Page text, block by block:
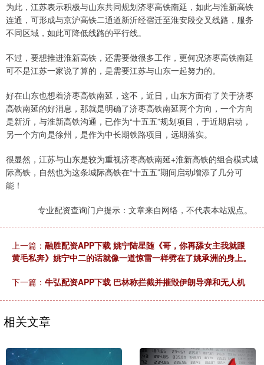
为此，江苏表示积极与山东共同规划济枣高铁南延，如此与淮新高铁
连通，可形成与京沪高铁二通道新沂经宿迁至淮安段交叉线路，服务
不同区域，如此可降低线路的平行线。
不过，要想推进淮新高铁，还需要做很多工作，更何况济枣高铁南延
可不是江苏一家说了算的，是需要江苏与山东一起努力的。
好在山东也想着济枣高铁南延，这不，近日，山东方面有了关于济枣
高铁南延的好消息，那就是明确了济枣高铁南延两个方向，一个方向
是新沂，与淮新高铁沟通，已作为“十五五”规划项目，于近期启动，
另一个方向是徐州，是作为中长期铁路项目，远期落实。
很显然，江苏与山东是较为重视济枣高铁南延+淮新高铁的组合模式城
际高铁，自然也为这条城际高铁在“十五五”期间启动增添了几分可
能！
专业配资查询门户提示：文章来自网络，不代表本站观点。
上一篇： 融胜配资APP下载 姚宁陆星随《哥，你再舔女主我就跟
黄毛私奔》姚宁中二的话就像一道惊雷一样劈在了姚承洲的身上。
下一篇： 牛弘配资APP下载 巴林称拦截并摧毁伊朗导弹和无人机
相关文章